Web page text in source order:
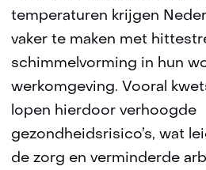
temperaturen krijgen
vaker te maken met
schimmelvorming in hun
werkomgeving. Vooral
lopen hierdoor verhoogde
gezondheidsrisico’s, wat
de zorg en verminderde